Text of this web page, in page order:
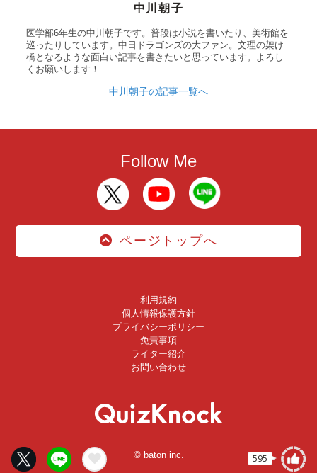
595
中川朝子
医学部6年生の中川朝子です。普段は小説を書いたり、美術館を
巡ったりしています。中日ドラゴンズの大ファン。文理の架け
橋となるような面白い記事を書きたいと思っています。よろし
くお願いします！
中川朝子の記事一覧へ
Follow Me
ページトップへ
利用規約
個人情報保護方針
プライバシーポリシー
免責事項
ライター紹介
お問い合わせ
© baton inc.